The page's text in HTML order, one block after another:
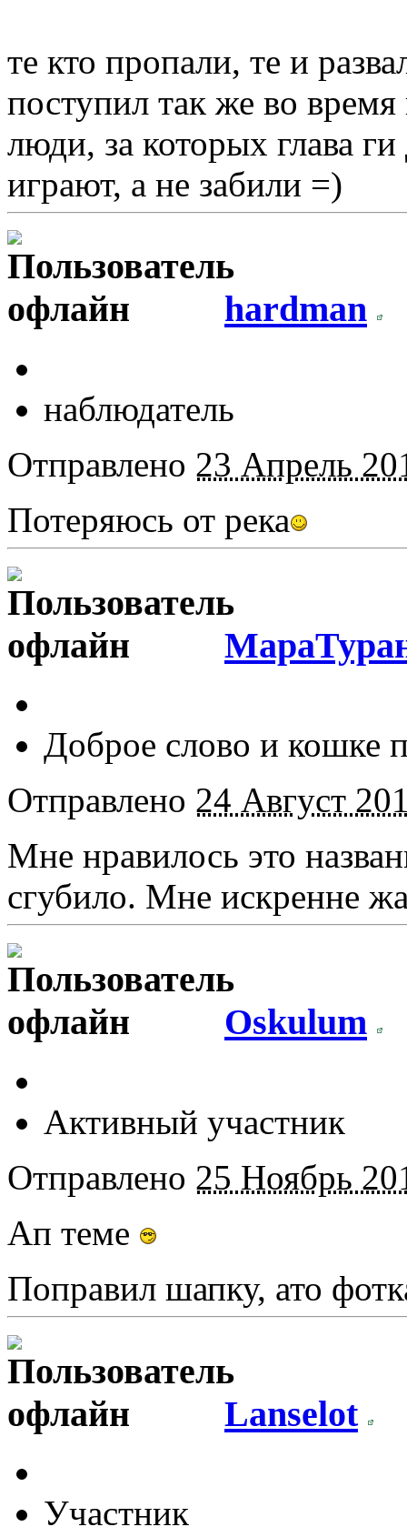
те кто пропали, те и
поступил так же во время
люди, за которых глава
играют, а не забили =)
hardman
наблюдатель
Отправлено 23 Апрель
Потеряюсь от река
Доброе слово и кошке
Отправлено 24 Август
Мне нравилось это
сгубило. Мне искренне
Oskulum
Активный участник
Отправлено 25 Ноябрь
Ап теме
Поправил шапку, ато
Lanselot
Участник